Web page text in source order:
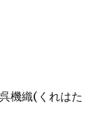
機織(くれはた